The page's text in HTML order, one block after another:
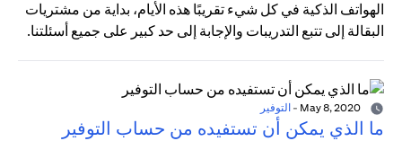
الهواتف الذكية في كل شيء تقريبًا هذه الأيام، بداية من مشتريات
البقالة إلى تتبع التدريبات والإجابة إلى حد كبير على جميع أسئلتنا.
- التوفير
ما الذي يمكن أن تستفيده من حساب التوفير